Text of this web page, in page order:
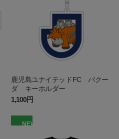
鹿児島ユナイテッドFC バクー
ダ キーホルダー
1,100円
NEW